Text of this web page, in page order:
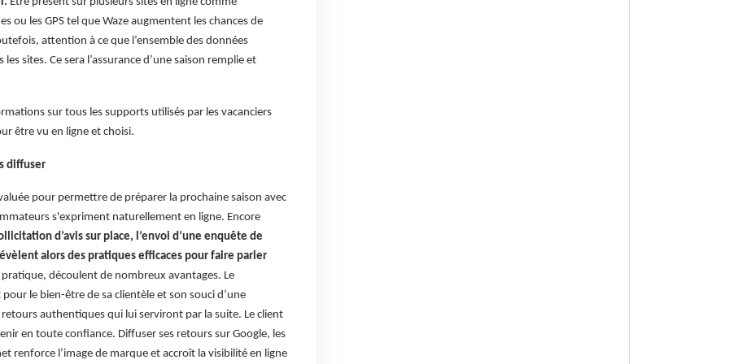
ou les GPS tel que Waze augmentent les chances de
attention à ce que l’ensemble des données
sites. Ce sera l’assurance d’une saison remplie et
sur tous les supports utilisés par les vacanciers
être vu en ligne et choisi.
diffuser
pour permettre de préparer la prochaine saison avec
s'expriment naturellement en ligne. Encore
d’avis sur place, l’envoi d’une enquête de
alors des pratiques efficaces pour faire parler
pratique, découlent de nombreux avantages. Le
le bien-être de sa clientèle et son souci d’une
authentiques qui lui serviront par la suite. Le client
en toute confiance. Diffuser ses retours sur Google, les
renforce l’image de marque et accroît la visibilité en ligne